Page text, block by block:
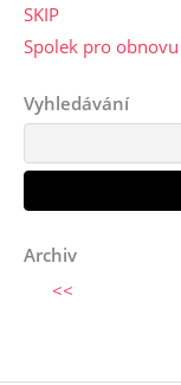
SKIP
Spolek pro
Vyhledávání
Archiv
<<